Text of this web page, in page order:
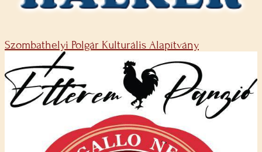
Szombathelyi Polgár Kulturális Alapítvány